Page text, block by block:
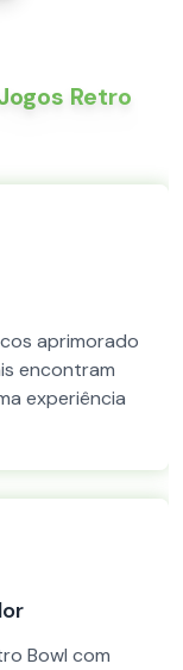
Retro
aprimorado
encontram
experiência
Bowl com